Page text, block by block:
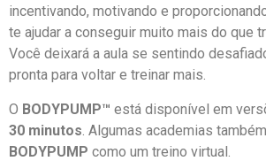
incentivando, motivando e
te ajudar a conseguir muito mais do que
Você deixará a aula se sentindo
pronta para voltar e treinar mais.
O BODYPUMP™ está disponível em
30 minutos . Algumas academias
BODYPUMP como um treino virtual.